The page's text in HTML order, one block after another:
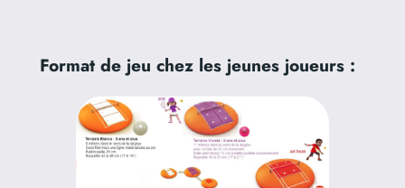
Format de jeu chez les jeunes joueurs :